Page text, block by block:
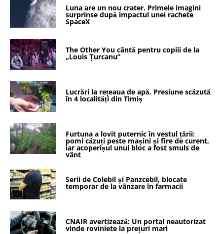
Luna are un nou crater. Primele imagini
surprinse după impactul unei rachete
SpaceX
The Other You cântă pentru copiii de la
„Louis Țurcanu”
Lucrări la rețeaua de apă. Presiune scăzută
în 4 localități din Timiș
Furtuna a lovit puternic în vestul țării:
pomi căzuți peste mașini și fire de curent,
iar acoperișul unui bloc a fost smuls de
vânt
Serii de Colebil și Panzcebil, blocate
temporar de la vânzare în farmacii
CNAIR avertizează: Un portal neautorizat
vinde roviniete la prețuri mari